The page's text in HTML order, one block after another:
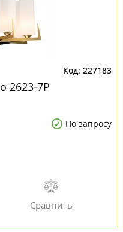
227183
2623-7P
По запросу